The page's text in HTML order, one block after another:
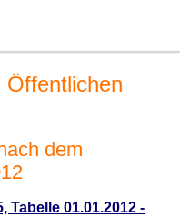
Öffentlichen
dem
Tabelle 01.01.2012 -